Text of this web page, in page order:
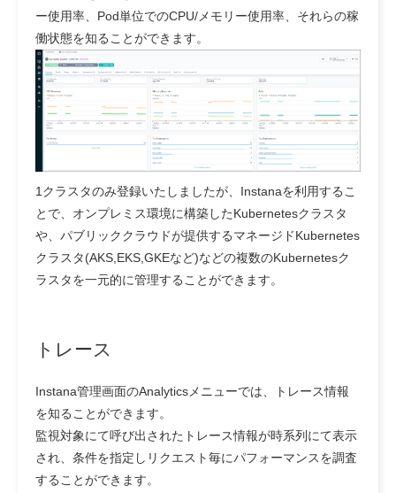
ー使用率、Pod単位でのCPU/メモリー使用率、それらの稼
働状態を知ることができます。
1クラスタのみ登録いたしましたが、Instanaを利用するこ
とで、オンプレミス環境に構築したKubernetesクラスタ
や、パブリッククラウドが提供するマネージドKubernetes
クラスタ(AKS,EKS,GKEなど)などの複数のKubernetesク
ラスタを一元的に管理することができます。
トレース
Instana管理画面のAnalyticsメニューでは、トレース情報
を知ることができます。
監視対象にて呼び出されたトレース情報が時系列にて表示
され、条件を指定しリクエスト毎にパフォーマンスを調査
することができます。